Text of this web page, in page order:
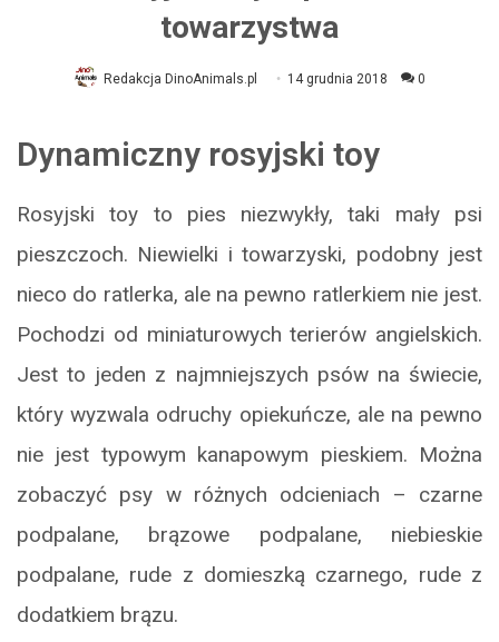
towarzystwa
Redakcja DinoAnimals.pl 14 grudnia 2018 0
Dynamiczny rosyjski toy
Rosyjski toy to pies niezwykły, taki mały psi
pieszczoch. Niewielki i towarzyski, podobny jest
nieco do ratlerka, ale na pewno ratlerkiem nie jest.
Pochodzi od miniaturowych terierów angielskich.
Jest to jeden z najmniejszych psów na świecie,
który wyzwala odruchy opiekuńcze, ale na pewno
nie jest typowym kanapowym pieskiem. Można
zobaczyć psy w różnych odcieniach – czarne
podpalane, brązowe podpalane, niebieskie
podpalane, rude z domieszką czarnego, rude z
dodatkiem brązu.